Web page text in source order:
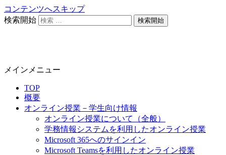
コンテンツへスキップ
静岡大学 オンライン教育担当
検索開始
メインメニュー
TOP
概要
オンライン授業－学生向け情報
オンライン授業について（全般）
学務情報システムを利用したオンライン授業
Microsoft 365へのサインイン
Microsoft Teamsを利用したオンライン授業